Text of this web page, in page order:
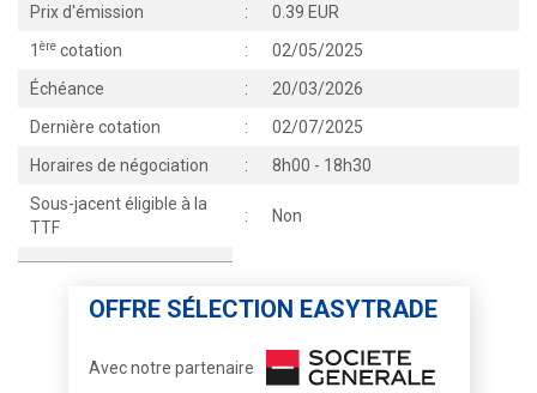
Prix d'émission
:
0.39 EUR
1 ère cotation :
02/05/2025
Échéance
:
20/03/2026
Dernière cotation
:
02/07/2025
Horaires de négociation
:
8h00 - 18h30
Sous-jacent éligible à la
TTF
: Non
OFFRE SÉLECTION EASYTRADE
Avec notre partenaire